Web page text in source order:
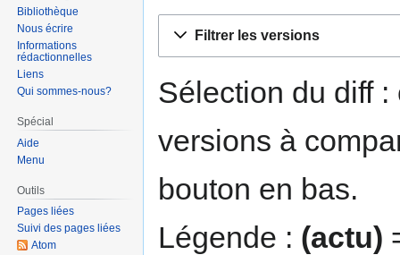
navigation
recherche
Filtrer les versions
Sélection du diff
versions à
bouton en bas.
Légende : (actu)
Bibliothèque
Nous écrire
Informations
rédactionnelles
Liens
Qui sommes-nous?
Spécial
Aide
Menu
Outils
Pages liées
Suivi des pages liées
Atom